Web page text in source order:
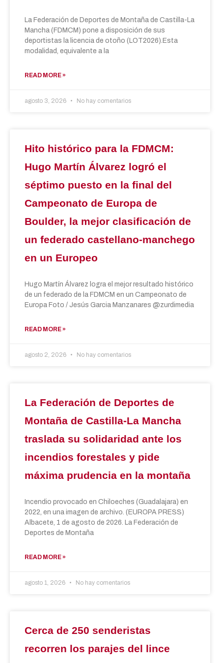
La Federación de Deportes de Montaña de Castilla-La
Mancha (FDMCM) pone a disposición de sus
deportistas la licencia de otoño (LOT2026).Esta
modalidad, equivalente a la
READ MORE »
agosto 3, 2026 No hay comentarios
Hito histórico para la FDMCM:
Hugo Martín Álvarez logró el
séptimo puesto en la final del
Campeonato de Europa de
Boulder, la mejor clasificación de
un federado castellano-manchego
en un Europeo
Hugo Martín Álvarez logra el mejor resultado histórico
de un federado de la FDMCM en un Campeonato de
Europa Foto / Jesús Garcia Manzanares @zurdimedia
READ MORE »
agosto 2, 2026 No hay comentarios
La Federación de Deportes de
Montaña de Castilla-La Mancha
traslada su solidaridad ante los
incendios forestales y pide
máxima prudencia en la montaña
Incendio provocado en Chiloeches (Guadalajara) en
2022, en una imagen de archivo. (EUROPA PRESS)
Albacete, 1 de agosto de 2026. La Federación de
Deportes de Montaña
READ MORE »
agosto 1, 2026 No hay comentarios
Cerca de 250 senderistas
recorren los parajes del lince